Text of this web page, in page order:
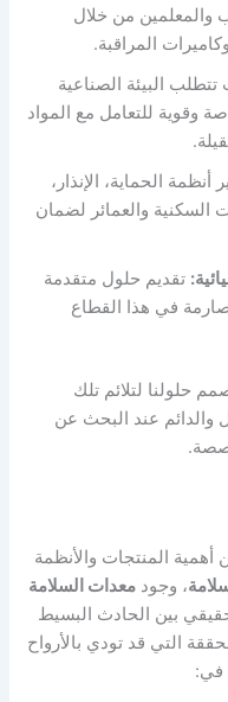
والمعلمين من خلال
المراقبة.
البيئة الصناعية
وقوية للتعامل مع المواد
أنظمة الحماية، الإنذار،
السكنية والعمائر لضمان
تقديم حلول متقدمة
في هذا القطاع
حلولنا لتلائم تلك
والدائم عند البحث عن
أهمية المنتجات والأنظمة
، وجودمعدات السلامة
بين الحادث البسيط
التي قد تودي بالأرواح
في: